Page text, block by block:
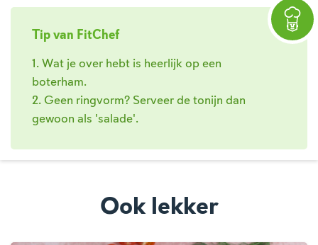
Tip van FitChef
1. Wat je over hebt is heerlijk op een
boterham.
2. Geen ringvorm? Serveer de tonijn dan
gewoon als 'salade'.
Ook lekker